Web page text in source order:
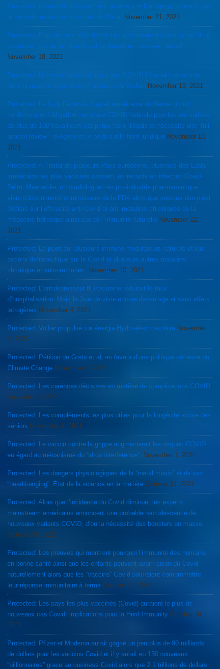
Protected: Ivermectin cliniquement supérieur et bien moins onéreux que
la nouvelle molécule anti-virale de Pfizer November 21, 2021
Protected: Plus de cent mille décès liés à la sur-médicalisation et “drug
overdose” lors de la crise Covid en Amérique: nouveau record
November 19, 2021
Protected: Nouvelle étude indiquant que COVID 19 aurait sa source
dans le marché de produits d’animaux de Wuhan November 19, 2021
Protected: La Cour Fédérale d’appel américaine du 5ieme circuit
confirme que l’obligation vaccinale COVID fédérale pour les entreprises
de plus de 100 travailleurs est prima facie illégale et nécessite une “full
judicial review”: exégèse et le point sur le front juridique November 13,
2021
Protected: A l’instar de plusieurs Pays européens, plusieurs des Etats
américains les plus vaccinés cassent les records en infection Covid-
Delta. Meanwhile, un cardiologue très pro-industrie pharmaceutique
vient d’être nommé commissaire de la FDA alors que presque rien n’est
déclaré sur l’efficacité anti-Covid et anti-maladies chroniques de la
médecine holistique ainsi que de l’immunité naturelle November 12,
2021
Protected: Le point sur plusieurs immuno-modulateurs naturels et leur
actions thérapeutique sur le Covid et plusieurs autres maladies
chronique et auto-immunes.
November 10, 2021
Protected: L’antidepresseur fluvoxamine réduirait le taux
d’hospitalisation. Mais la Joie de vivre encore davantage et sans effets
iatrogènes November 4, 2021
Protected: Voilier propulsé via énergie Hydro-électro-solaire November
3, 2021
Protected: Pétition de Greta et al, en faveur d’une politique sérieuse du
Climate Change November 2, 2021
Protected: Les carences décisives en matière de complications COVID
November 1, 2021
Protected: Les compléments les plus utiles pour la longévité active des
séniors November 1, 2021
Protected: Le vaccin contre la grippe augmenterait les risques COVID
eu égard au mécanisme du “virus interference”. November 1, 2021
Protected: Les dangers physiologiques de la “metal music” et de son
“head-banging”. État de la science en la matière October 31, 2021
Protected: Alors que l’incidence du Covid diminue, les experts
mainstream américains annoncent une probable recrudescence de
nouveaux variants COVID, d’ou la nécessité des boosters en masse.
October 30, 2021
Protected: Les preuves qui montrent pourquoi l’immunité des humains
en bonne santé ainsi que les enfants peuvent avoir raison du Covid
naturellement alors que les “vaccins” Covid pourraient compromettre
leur réponse immunitaire à terme October 30, 2021
Protected: Les pays les plus vaccinés (Covid) auraient le plus de
nouveaux cas Covid: implications pour la Herd Immunity October 30,
2021
Protected: Pfizer et Moderna aurait gagné un peu plus de 90 milliards
de dollars pour les vaccins Covid et il y aurait eu 130 nouveaux
“billionnaires” grace au business Covid alors que 2.1 trillions de dollars